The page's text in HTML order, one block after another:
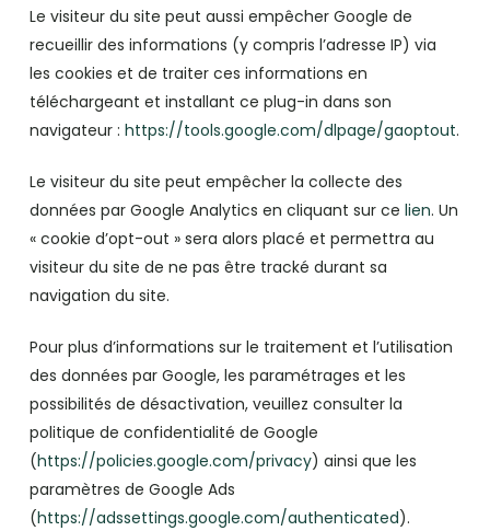
Le visiteur du site peut aussi empêcher Google de
recueillir des informations (y compris l’adresse IP) via
les cookies et de traiter ces informations en
téléchargeant et installant ce plug-in dans son
navigateur : https://tools.google.com/dlpage/gaoptout.
Le visiteur du site peut empêcher la collecte des
données par Google Analytics en cliquant sur ce lien. Un
« cookie d’opt-out » sera alors placé et permettra au
visiteur du site de ne pas être tracké durant sa
navigation du site.
Pour plus d’informations sur le traitement et l’utilisation
des données par Google, les paramétrages et les
possibilités de désactivation, veuillez consulter la
politique de confidentialité de Google
(https://policies.google.com/privacy) ainsi que les
paramètres de Google Ads
(https://adssettings.google.com/authenticated).